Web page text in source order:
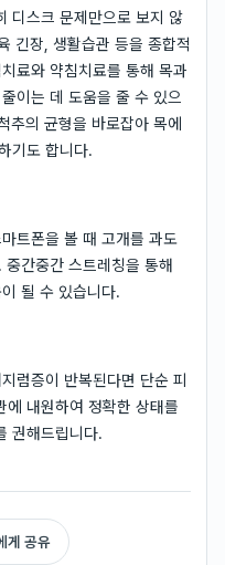
디스크 문제만으로 보지 않
긴장, 생활습관 등을 종합적
료와 약침치료를 통해 목과
이는 데 도움을 줄 수 있으
추의 균형을 바로잡아 목에
기도 합니다.
트폰을 볼 때 고개를 과도
간중간 스트레칭을 통해
될 수 있습니다.
럼증이 반복된다면 단순 피
에 내원하여 정확한 상태를
권해드립니다.
게 공유